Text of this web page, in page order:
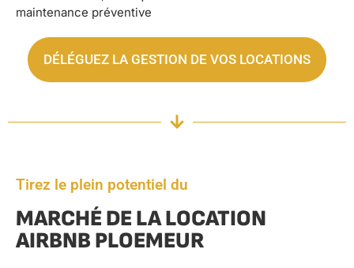
maintenance préventive
DÉLÉGUEZ LA GESTION DE VOS LOCATIONS
Tirez le plein potentiel du
MARCHÉ DE LA LOCATION
AIRBNB PLOEMEUR